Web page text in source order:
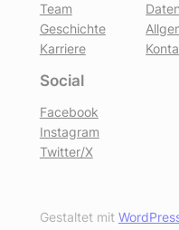
Team
Geschichte
Karriere
Social
Facebook
Instagram
Twitter/X
Gestaltet mit